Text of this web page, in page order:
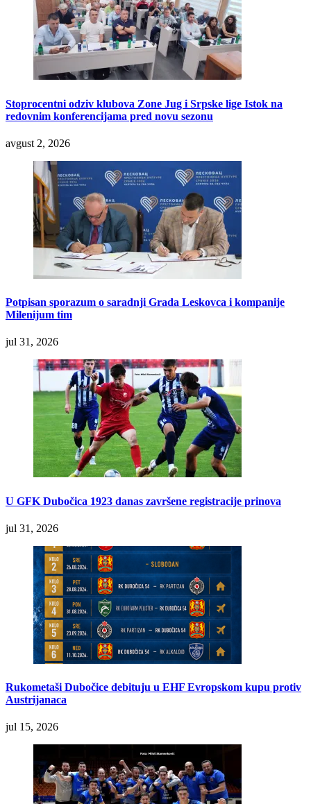
Stoprocentni odziv klubova Zone Jug i Srpske lige Istok na
redovnim konferencijama pred novu sezonu
avgust 2, 2026
Potpisan sporazum o saradnji Grada Leskovca i kompanije
Milenijum tim
jul 31, 2026
U GFK Dubočica 1923 danas završene registracije prinova
jul 31, 2026
Rukometaši Dubočice debituju u EHF Evropskom kupu protiv
Austrijanaca
jul 15, 2026